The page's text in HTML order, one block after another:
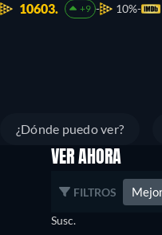
10603. +9 10%
¿Dónde puedo ver?
VER AHORA
FILTROS
Susc.